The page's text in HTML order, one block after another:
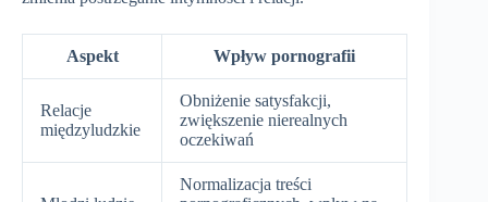
Aspekt Wpływ pornografii
Relacje
międzyludzkie
Obniżenie satysfakcji,
zwiększenie nierealnych
oczekiwań
Normalizacja treści